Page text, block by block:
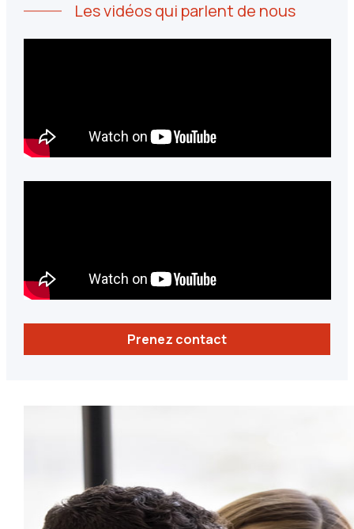
Les vidéos qui parlent de nous
Prenez contact